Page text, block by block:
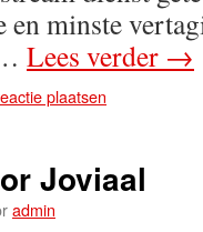
en minste
Lees verder →
plaatsen
Joviaal
admin